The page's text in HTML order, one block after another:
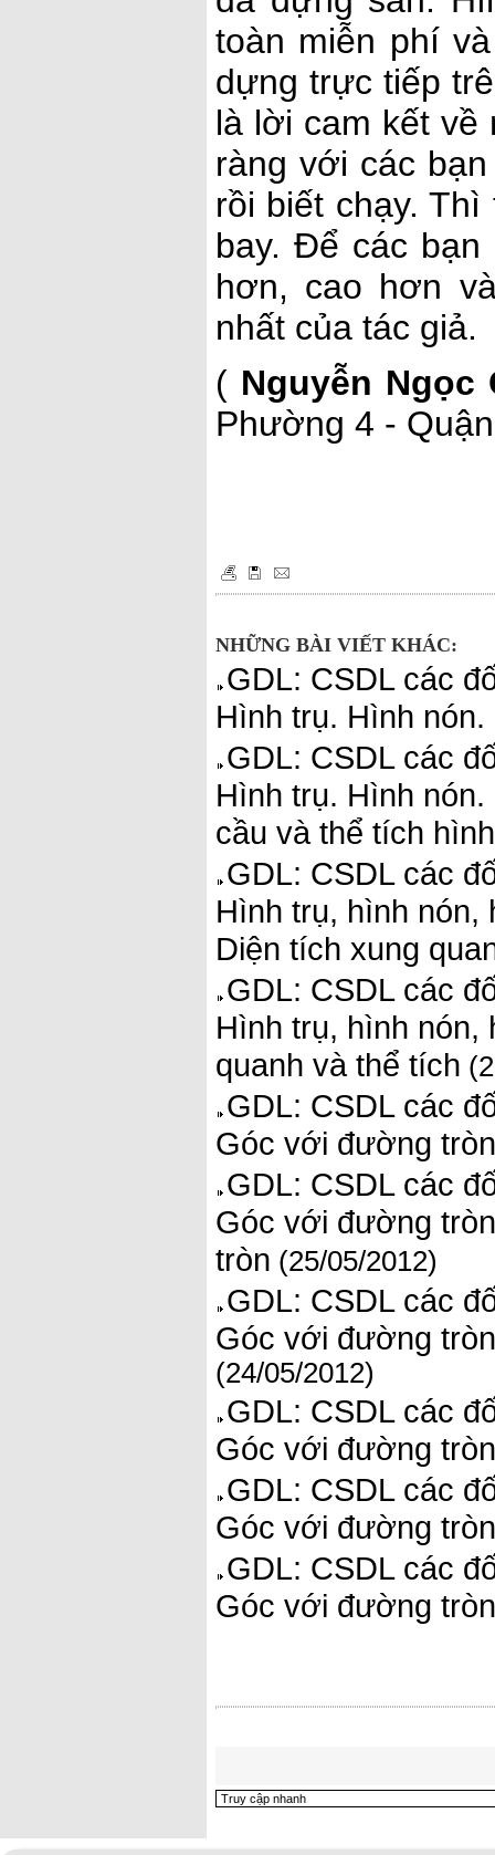
toàn miễn phí
dựng trực tiếp
là lời cam kết về
ràng với các
rồi biết chạy.
bay. Để các
hơn, cao hơn
nhất của tác giả.
( Nguyễn Ngọc
Phường 4 -
NHỮNG BÀI VIẾT KHÁC:
GDL: CSDL các
Hình trụ. Hình
GDL: CSDL các
Hình trụ. Hình
cầu và thể tích
GDL: CSDL các
Hình trụ, hình nón,
Diện tích xung
GDL: CSDL các
Hình trụ, hình nón,
quanh và thể tích
GDL: CSDL các
Góc với đường
GDL: CSDL các
Góc với đường
tròn (25/05/2012)
GDL: CSDL các
Góc với đường
(24/05/2012)
GDL: CSDL các
Góc với đường
GDL: CSDL các
Góc với đường
GDL: CSDL các
Góc với đường